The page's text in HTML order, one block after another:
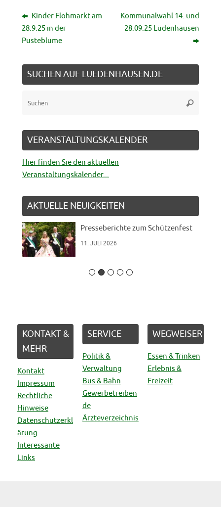
Kinder Flohmarkt am
28.9.25 in der
Pusteblume
Kommunalwahl 14. und
28.09.25 Lüdenhausen
SUCHEN AUF LUEDENHAUSEN.DE
Suchen
VERANSTALTUNGSKALENDER
Hier finden Sie den aktuellen
Veranstaltungskalender...
AKTUELLE NEUIGKEITEN
Presseberichte zum Schützenfest
11. JULI 2026
KONTAKT &
MEHR
Kontakt
Impressum
Rechtliche
Hinweise
Datenschutzerkl
ärung
Interessante
Links
SERVICE
Politik &
Verwaltung
Bus & Bahn
Gewerbetreiben
de
Ärzteverzeichnis
WEGWEISER
Essen & Trinken
Erlebnis &
Freizeit